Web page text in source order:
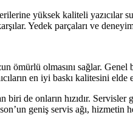
yüksek kaliteli yazıcılar
Yedek parçaları ve
ömürlü olmasını sağlar.
en iyi baskı kalitesini
biri de onların hızıdır.
geniş servis ağı, hizmetin